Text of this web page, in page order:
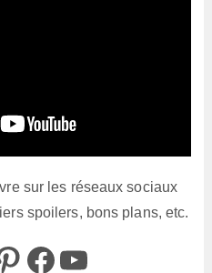
sur les réseaux sociaux
spoilers, bons plans, etc.
Box AZ @Box-AZ